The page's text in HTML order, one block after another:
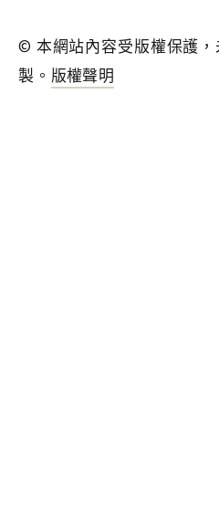
© 本網站內容受版權保護
製。 版權聲明